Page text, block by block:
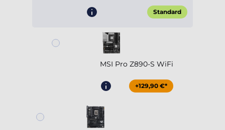
Standard
MSI Pro Z890-S WiFi
+129,90 €*